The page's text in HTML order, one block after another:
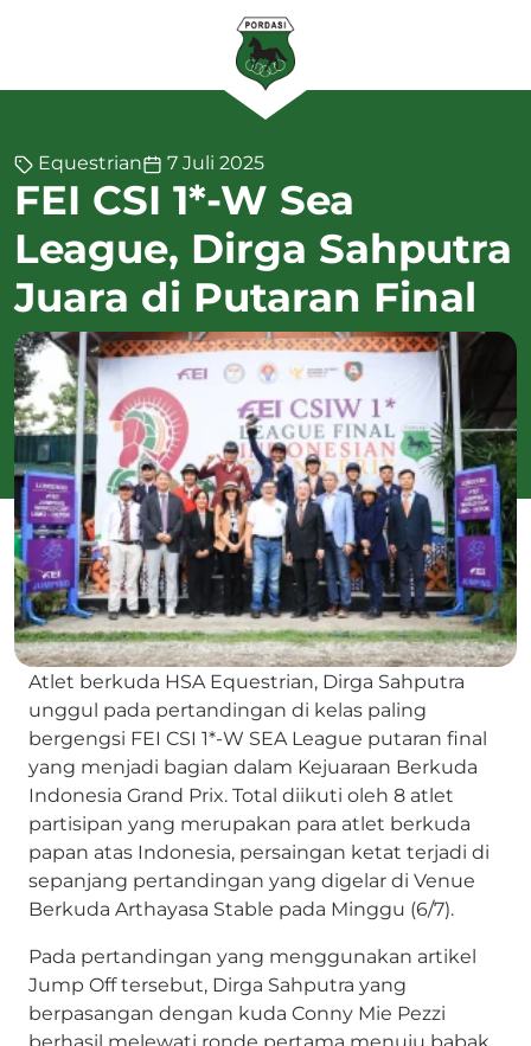
Equestrian 7 Juli 2025
FEI CSI 1*-W Sea
League, Dirga Sahputra
Juara di Putaran Final
Atlet berkuda HSA Equestrian, Dirga Sahputra
unggul pada pertandingan di kelas paling
bergengsi FEI CSI 1*-W SEA League putaran final
yang menjadi bagian dalam Kejuaraan Berkuda
Indonesia Grand Prix. Total diikuti oleh 8 atlet
partisipan yang merupakan para atlet berkuda
papan atas Indonesia, persaingan ketat terjadi di
sepanjang pertandingan yang digelar di Venue
Berkuda Arthayasa Stable pada Minggu (6/7).
Pada pertandingan yang menggunakan artikel
Jump Off tersebut, Dirga Sahputra yang
berpasangan dengan kuda Conny Mie Pezzi
berhasil melewati ronde pertama menuju babak